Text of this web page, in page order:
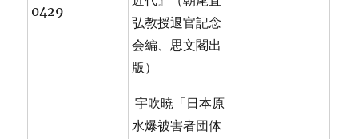
0429
弘教授退官記念
会編、思文閣出
版）
宇吹暁「日本原
水爆被害者団体